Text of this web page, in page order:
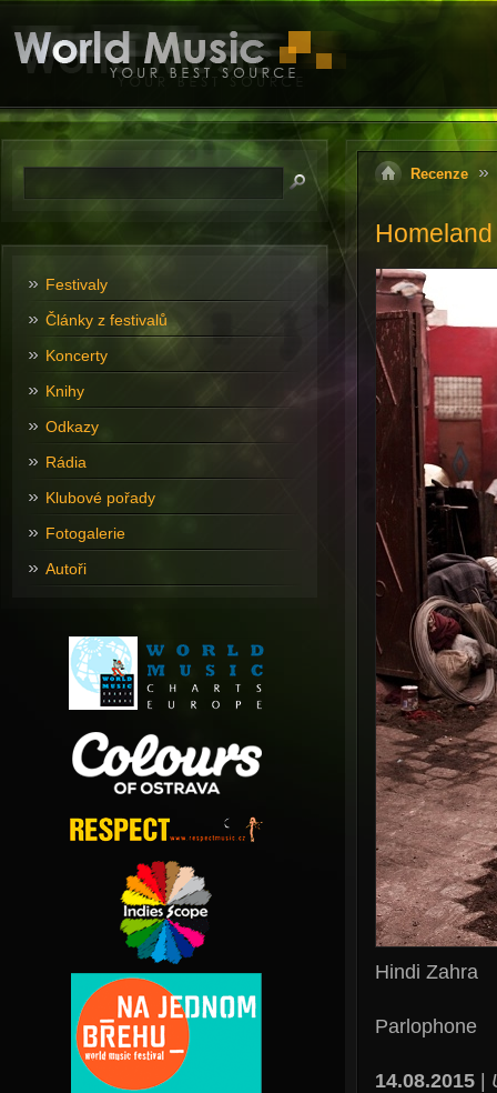
Recenze
Hindi Zahra
Parlophone
14.08.2015|
Festivaly
Články z festivalů
Koncerty
Knihy
Odkazy
Rádia
Klubové pořady
Fotogalerie
Autoři